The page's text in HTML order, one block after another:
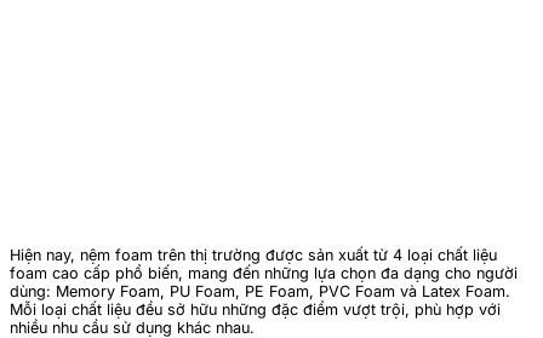
Hiện nay, nệm foam trên thị trường được sản xuất từ 4 loại chất liệu
foam cao cấp phổ biến, mang đến những lựa chọn đa dạng cho người
dùng: Memory Foam, PU Foam, PE Foam, PVC Foam và Latex Foam.
Mỗi loại chất liệu đều sở hữu những đặc điểm vượt trội, phù hợp với
nhiều nhu cầu sử dụng khác nhau.